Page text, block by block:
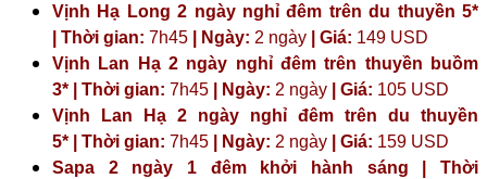
Vịnh Hạ Long 2 ngày nghỉ đêm trên du thuyền 5*
| Thời gian: 7h45 | Ngày: 2 ngày | Giá: 149 USD
Vịnh Lan Hạ 2 ngày nghỉ đêm trên thuyền buồm
3* | Thời gian: 7h45 | Ngày: 2 ngày | Giá: 105 USD
Vịnh Lan Hạ 2 ngày nghỉ đêm trên du thuyền
5* | Thời gian: 7h45 | Ngày: 2 ngày | Giá: 159 USD
Sapa 2 ngày 1 đêm khởi hành sáng | Thời